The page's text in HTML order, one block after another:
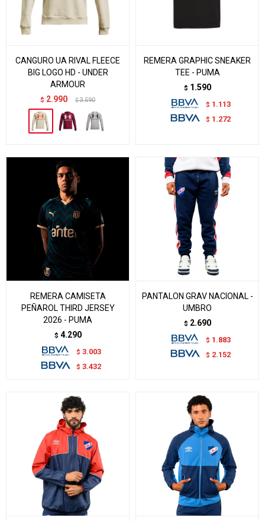
CANGURO UA RIVAL FLEECE
BIG LOGO HD - UNDER
ARMOUR
$ 2.990 $ 3.590
REMERA GRAPHIC SNEAKER
TEE - PUMA
$ 1.590
$ 1.113
$ 1.272
REMERA CAMISETA
PEÑAROL THIRD JERSEY
2026 - PUMA
$ 4.290
$ 3.003
$ 3.432
PANTALON GRAV NACIONAL -
UMBRO
$ 2.690
$ 1.883
$ 2.152